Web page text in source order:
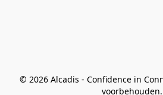
© 2026 Alcadis - Confidence in
voorbehouden.